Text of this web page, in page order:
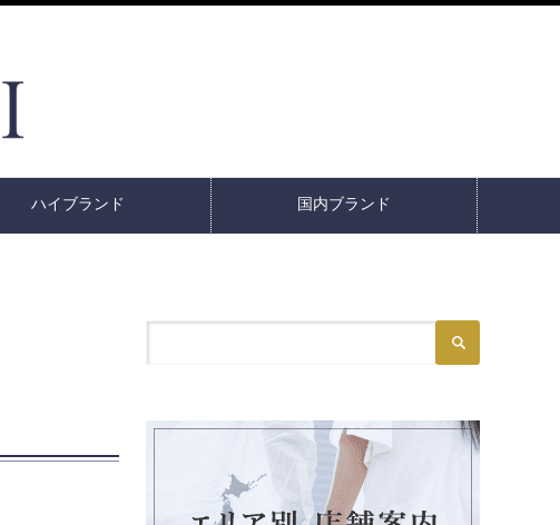
ハイブランド 国内ブランド